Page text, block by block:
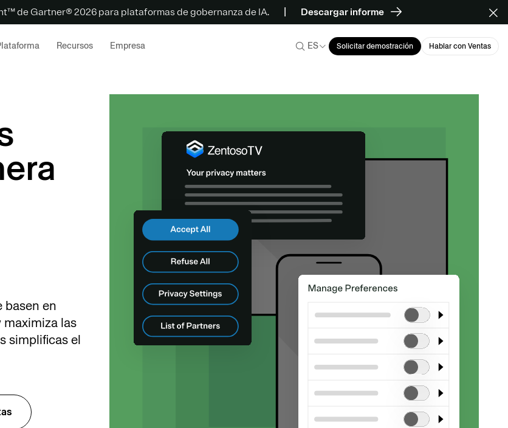
de Gartner® 2026 para plataformas de gobernanza de IA. Descargar informe
Recursos Empresa ES Solicitar demostración Hablar con Ventas
basen en
las
simplificas el